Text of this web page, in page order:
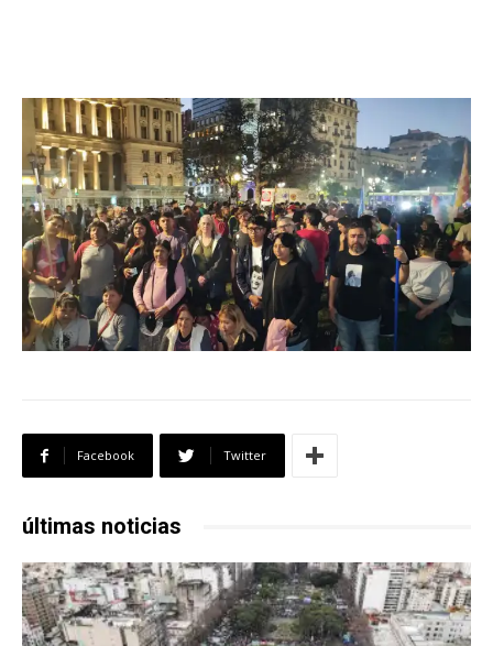
Facebook Twitter
últimas noticias